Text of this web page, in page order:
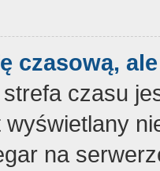
czasową,
czasu
na